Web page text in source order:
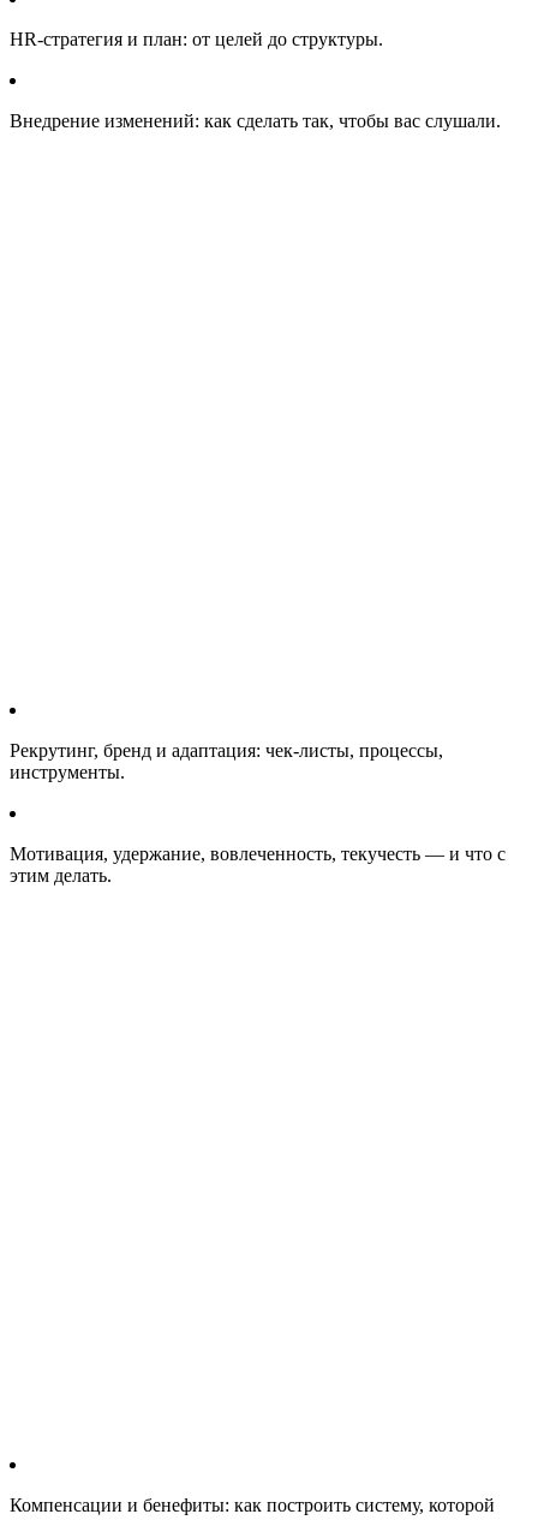
HR-стратегия и план: от целей до структуры.
Внедрение изменений: как сделать так, чтобы вас слушали.
Рекрутинг, бренд и адаптация: чек-листы, процессы,
инструменты.
Мотивация, удержание, вовлеченность, текучесть — и что с
этим делать.
Компенсации и бенефиты: как построить систему, которой